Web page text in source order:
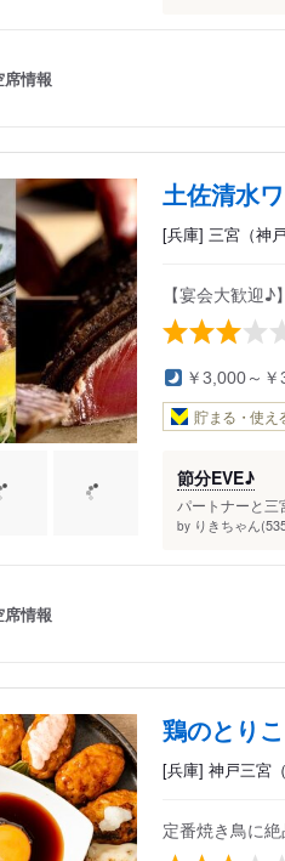
席情報
土佐清水
[兵庫] 三宮（神
【宴会大歓迎
￥3,000～￥
貯まる・使え
節分EVE♪
パートナーと
by りきちゃん
席情報
鶏のとりこ
[兵庫] 神戸三宮
定番焼き鳥に